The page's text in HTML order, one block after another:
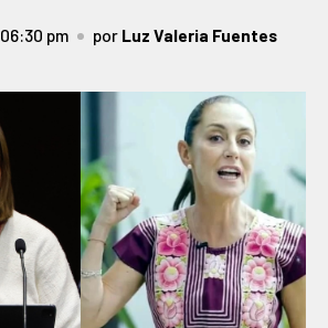
06:30 pm por Luz Valeria Fuentes